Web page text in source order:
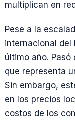
multiplican en
Pese a la
internacional del
último año.
que representa
Sin embargo,
en los precios
costos de los